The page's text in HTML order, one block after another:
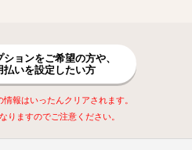
ョンをご希望の方や、
払いを設定したい方
報はいったんクリアされます。
りますのでご注意ください。